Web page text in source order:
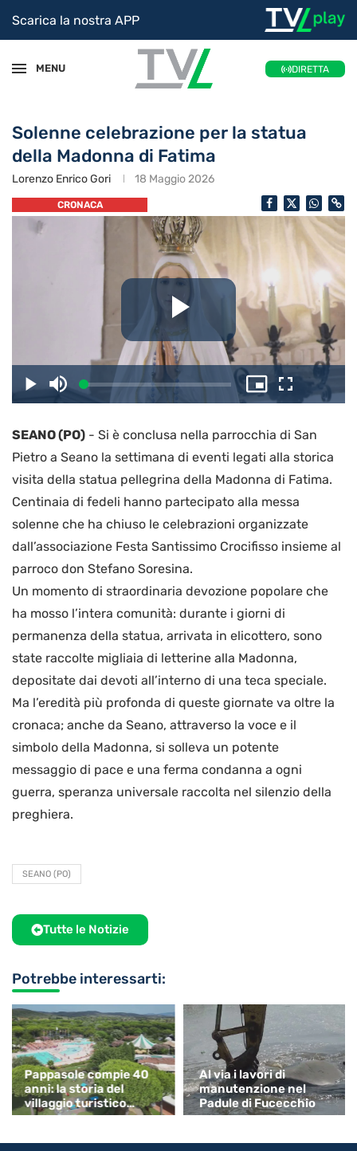
Scarica la nostra APP
MENU DIRETTA
Solenne celebrazione per la statua
della Madonna di Fatima
Lorenzo Enrico Gori 18 Maggio 2026
CRONACA
il
video
PlayDisattiva
l’audio
Caricato:
2.82%
Picture-
in-
Schermo
intero
SEANO (PO) - Si è conclusa nella parrocchia di San
Pietro a Seano la settimana di eventi legati alla storica
visita della statua pellegrina della Madonna di Fatima.
Centinaia di fedeli hanno partecipato alla messa
solenne che ha chiuso le celebrazioni organizzate
dall’associazione Festa Santissimo Crocifisso insieme al
parroco don Stefano Soresina.
Un momento di straordinaria devozione popolare che
ha mosso l’intera comunità: durante i giorni di
permanenza della statua, arrivata in elicottero, sono
state raccolte migliaia di letterine alla Madonna,
depositate dai devoti all’interno di una teca speciale.
Ma l’eredità più profonda di queste giornate va oltre la
cronaca; anche da Seano, attraverso la voce e il
simbolo della Madonna, si solleva un potente
messaggio di pace e una ferma condanna a ogni
guerra, speranza universale raccolta nel silenzio della
preghiera.
SEANO (PO)
Tutte le Notizie
Potrebbe interessarti:
Pappasole compie 40
anni: la storia del
villaggio turistico
simbolo delle
Al via i lavori di
manutenzione nel
Padule di Fucecchio